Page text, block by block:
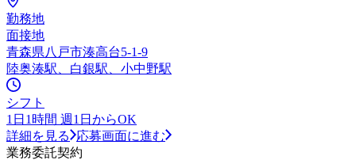
勤務地
面接地
青森県八戸市湊高台5-1-9
陸奥湊駅、白銀駅、小中野駅
シフト
1日1時間 週1日からOK
詳細を見る
応募画面に進む
業務委託契約